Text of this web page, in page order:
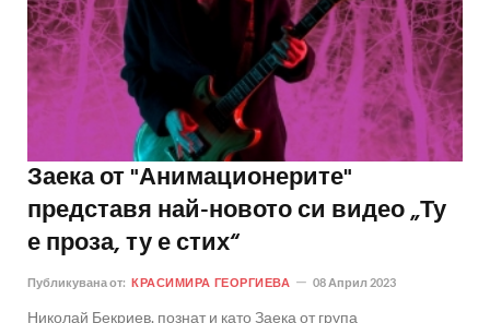
Заека от "Анимационерите"
представя най-новото си видео „Ту
е проза, ту е стих“
Публикувана от: КРАСИМИРА ГЕОРГИЕВА 08 Април 2023
Николай Бекриев, познат и като Заека от група